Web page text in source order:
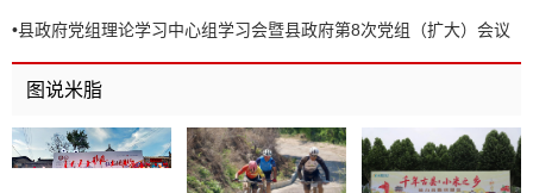
•县政府党组理论学习中心组学习会暨县政府第8次党组（扩大）会议
召开
图说米脂